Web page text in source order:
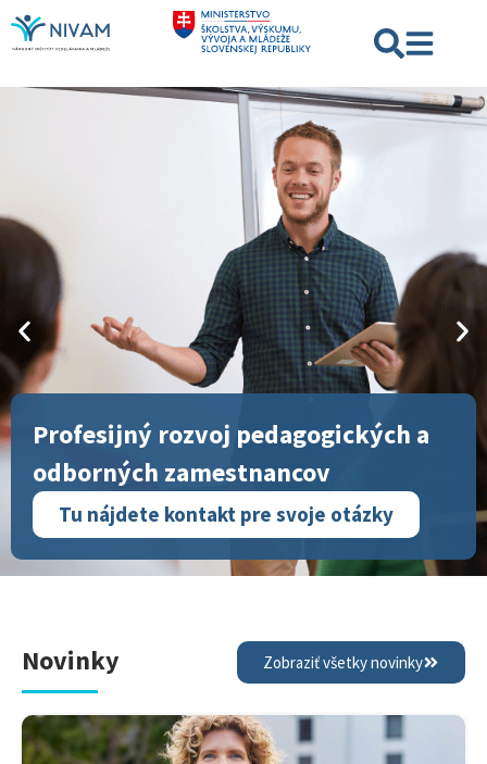
Profesijný rozvoj pedagogických a
odborných zamestnancov
Tu nájdete kontakt pre svoje otázky
Novinky Zobraziť všetky novinky